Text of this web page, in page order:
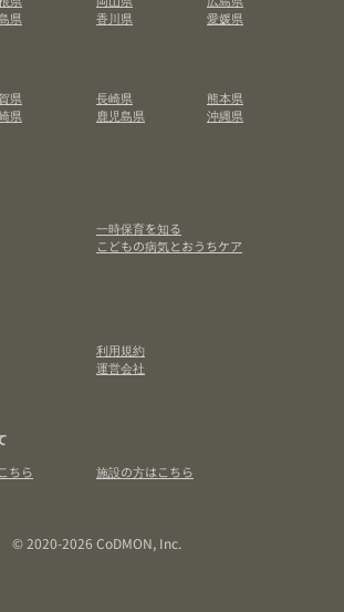
県 香川県
愛媛県
県 長崎県
熊本県
県 鹿児島県 沖縄県
一時保育を知る
こどもの病気とおうちケア
利用規約
運営会社
ちら 施設の方はこちら
© 2020-2026 CoDMON, Inc.